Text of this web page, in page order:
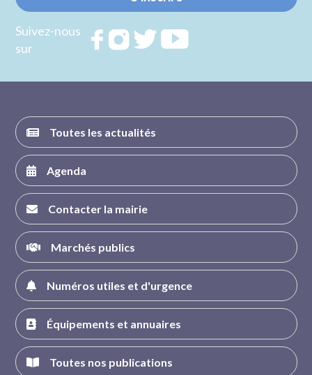
Suivez-nous
sur
RejoignezRejoignezRejoignez
Toutes les actualités
Agenda
Contacter la mairie
Marchés publics
Numéros utiles et d'urgence
Équipements et annuaires
Toutes nos publications